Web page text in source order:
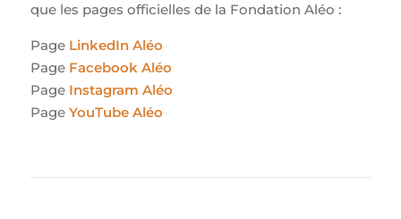
que les pages officielles de la Fondation Aléo :
Page LinkedIn Aléo
Page Facebook Aléo
Page Instagram Aléo
Page YouTube Aléo